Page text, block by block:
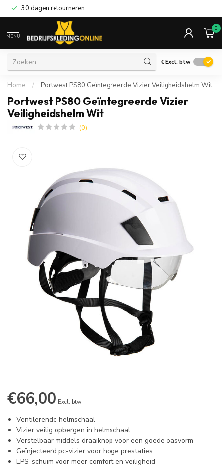
30 dagen retourneren
MENU
0
€Excl. btw
Home / Portwest PS80 Geïntegreerde Vizier Veiligheidshelm Wit
Portwest PS80 Geïntegreerde Vizier
Veiligheidshelm Wit
(0)
€66,00 Excl. btw
Ventilerende helmschaal
Vizier veilig opbergen in helmschaal
Verstelbaar middels draaiknop voor een goede pasvorm
Geïnjecteerd pc-vizier voor hoge prestaties
EPS-schuim voor meer comfort en veiligheid